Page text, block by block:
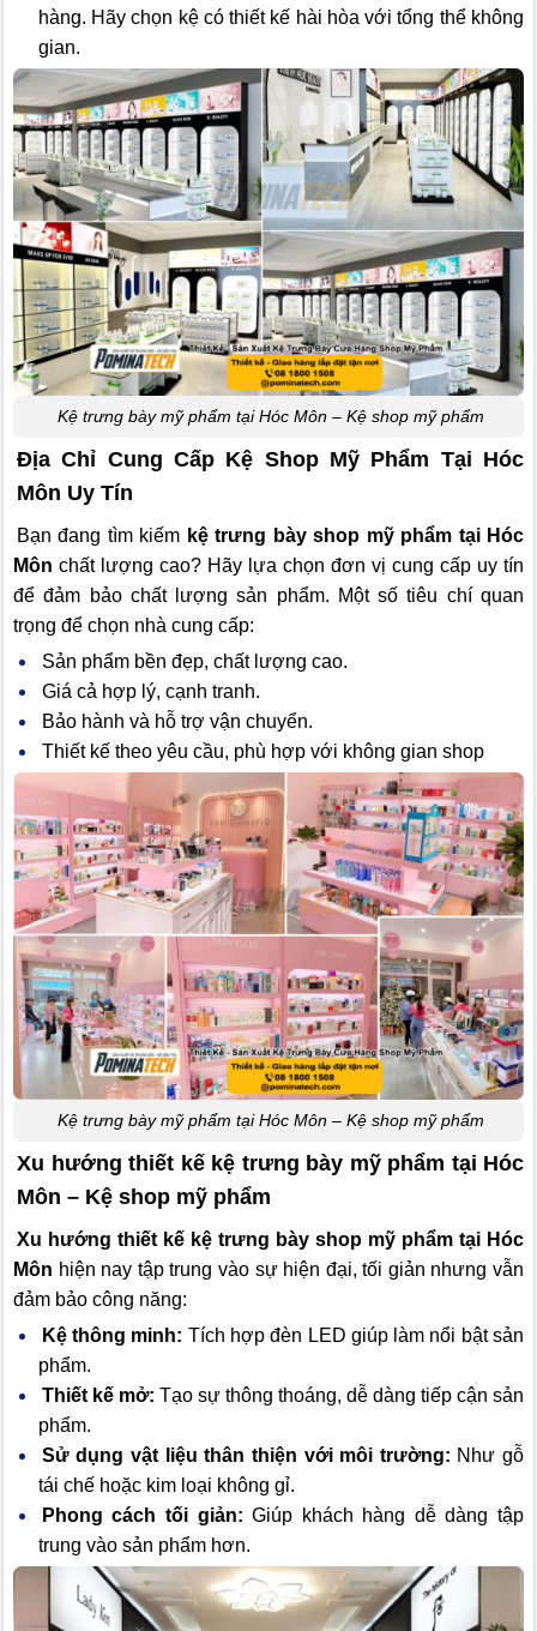
hàng. Hãy chọn kệ có thiết kế hài hòa với tổng thể không
gian.
Kệ trưng bày mỹ phẩm tại Hóc Môn – Kệ shop mỹ phẩm
Địa Chỉ Cung Cấp Kệ Shop Mỹ Phẩm Tại Hóc
Môn Uy Tín
Bạn đang tìm kiếm kệ trưng bày shop mỹ phẩm tại Hóc
Môn chất lượng cao? Hãy lựa chọn đơn vị cung cấp uy tín
để đảm bảo chất lượng sản phẩm. Một số tiêu chí quan
trọng để chọn nhà cung cấp:
Sản phẩm bền đẹp, chất lượng cao.
Giá cả hợp lý, cạnh tranh.
Bảo hành và hỗ trợ vận chuyển.
Thiết kế theo yêu cầu, phù hợp với không gian shop
Kệ trưng bày mỹ phẩm tại Hóc Môn – Kệ shop mỹ phẩm
Xu hướng thiết kế kệ trưng bày mỹ phẩm tại Hóc
Môn – Kệ shop mỹ phẩm
Xu hướng thiết kế kệ trưng bày shop mỹ phẩm tại Hóc
Môn hiện nay tập trung vào sự hiện đại, tối giản nhưng vẫn
đảm bảo công năng:
Kệ thông minh: Tích hợp đèn LED giúp làm nổi bật sản
phẩm.
Thiết kế mở: Tạo sự thông thoáng, dễ dàng tiếp cận sản
phẩm.
Sử dụng vật liệu thân thiện với môi trường: Như gỗ
tái chế hoặc kim loại không gỉ.
Phong cách tối giản: Giúp khách hàng dễ dàng tập
trung vào sản phẩm hơn.